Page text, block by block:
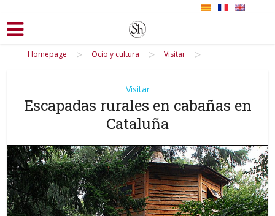
Homepage > Ocio y cultura > Visitar >
Visitar
Escapadas rurales en cabañas en
Cataluña